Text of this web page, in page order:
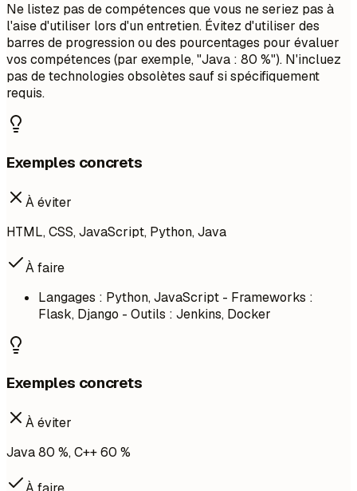
Ne listez pas de compétences que vous ne seriez pas à
l'aise d'utiliser lors d'un entretien. Évitez d'utiliser des
barres de progression ou des pourcentages pour évaluer
vos compétences (par exemple, "Java : 80 %"). N'incluez
pas de technologies obsolètes sauf si spécifiquement
requis.
Exemples concrets
À éviter
HTML, CSS, JavaScript, Python, Java
À faire
Langages : Python, JavaScript - Frameworks :
Flask, Django - Outils : Jenkins, Docker
Exemples concrets
À éviter
Java 80 %, C++ 60 %